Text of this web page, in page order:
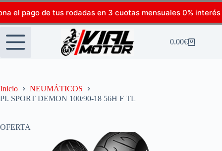
el pago de tus rodadas en 3 cuotas mensuales 0% interés
0.00€
Inicio
NEUMÁTICOS
PI. SPORT DEMON 100/90-18 56H F TL
OFERTA